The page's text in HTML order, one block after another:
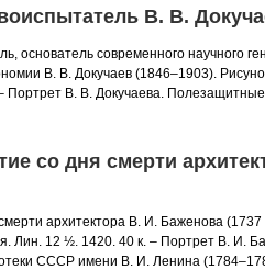
В. В.
основатель современного научного
В. В. Докучаев (1846–1903).
Портрет В. В. Докучаева.
со дня смерти
архитектора В. И. Баженова
Лин. 12 ½. 1420. 40 к. – Портрет В. И.
СССР имени В. И. Ленина